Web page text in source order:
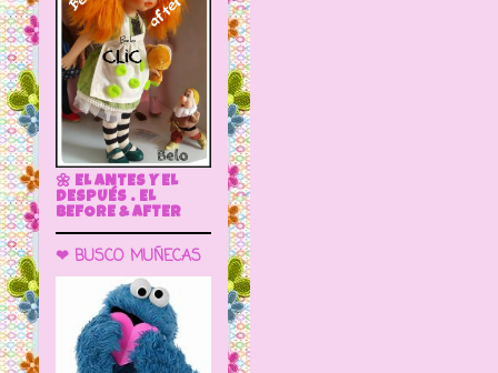
🌼 EL ANTES Y EL
DESPUÉS . EL
BEFORE & AFTER
❤ BUSCO MUÑECAS